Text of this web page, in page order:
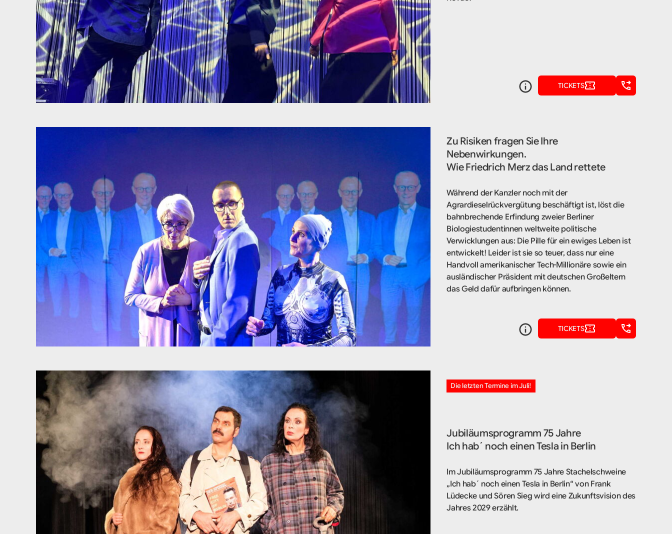
TICKETS
Zu Risiken fragen Sie Ihre
Nebenwirkungen.
Wie Friedrich Merz das Land rettete
Während der Kanzler noch mit der
Agrardieselrückvergütung beschäftigt ist, löst die
bahnbrechende Erfindung zweier Berliner
Biologiestudentinnen weltweite politische
Verwicklungen aus: Die Pille für ein ewiges Leben ist
entwickelt! Leider ist sie so teuer, dass nur eine
Handvoll amerikanischer Tech-Millionäre sowie ein
ausländischer Präsident mit deutschen Großeltern
das Geld dafür aufbringen können.
TICKETS
Die letzten Termine im Juli!
Jubiläumsprogramm 75 Jahre
Ich hab´ noch einen Tesla in Berlin
Im Jubiläumsprogramm 75 Jahre Stachelschweine
„Ich hab´ noch einen Tesla in Berlin“ von Frank
Lüdecke und Sören Sieg wird eine Zukunftsvision des
Jahres 2029 erzählt.